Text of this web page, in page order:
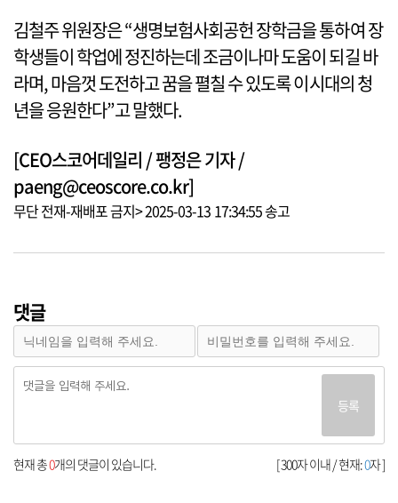
김철주 위원장은 “생명보험사회공헌 장학금을 통하여 장
학생들이 학업에 정진하는데 조금이나마 도움이 되길 바
라며, 마음껏 도전하고 꿈을 펼칠 수 있도록 이시대의 청
년을 응원한다”고 말했다.
[CEO스코어데일리 / 팽정은 기자 /
paeng@ceoscore.co.kr]
무단 전재-재배포 금지> 2025-03-13 17:34:55 송고
댓글
등록
[ 300자 이내 / 현재:0자 ]
현재 총0개의 댓글이 있습니다.